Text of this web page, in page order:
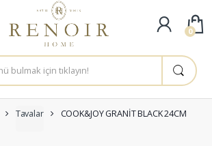
Tavalar COOK&JOY GRANİT BLACK 24CM
0